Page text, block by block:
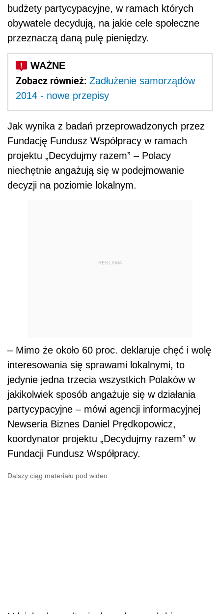
budżety partycypacyjne, w ramach których
obywatele decydują, na jakie cele społeczne
przeznaczą daną pulę pieniędzy.
Zobacz również: Zadłużenie samorządów
2014 - nowe przepisy
Jak wynika z badań przeprowadzonych przez
Fundację Fundusz Współpracy w ramach
projektu „Decydujmy razem” – Polacy
niechętnie angażują się w podejmowanie
decyzji na poziomie lokalnym.
REKLAMA
– Mimo że około 60 proc. deklaruje chęć i wolę
interesowania się sprawami lokalnymi, to
jedynie jedna trzecia wszystkich Polaków w
jakikolwiek sposób angażuje się w działania
partycypacyjne – mówi agencji informacyjnej
Newseria Biznes Daniel Prędkopowicz,
koordynator projektu „Decydujmy razem” w
Fundacji Fundusz Współpracy.
Dalszy ciąg materiału pod wideo